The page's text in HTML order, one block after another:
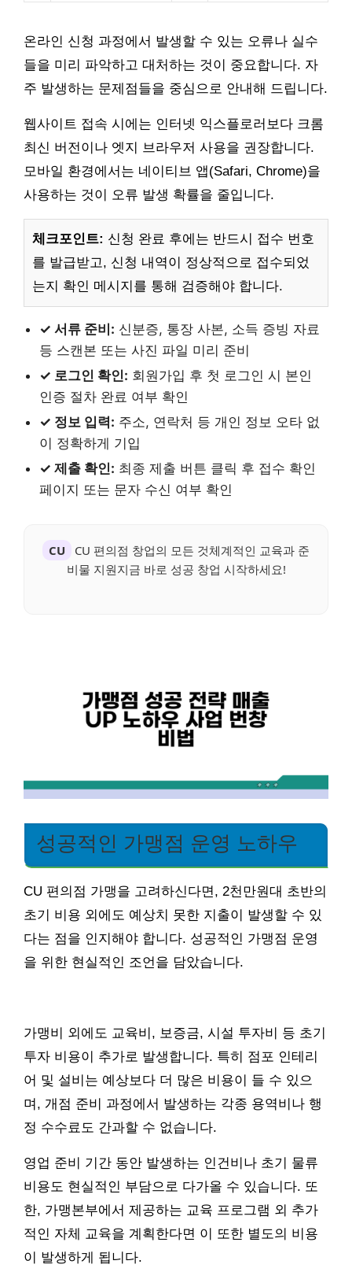
온라인 신청 과정에서 발생할 수 있는 오류나 실수
들을 미리 파악하고 대처하는 것이 중요합니다. 자
주 발생하는 문제점들을 중심으로 안내해 드립니다.
웹사이트 접속 시에는 인터넷 익스플로러보다 크롬
최신 버전이나 엣지 브라우저 사용을 권장합니다.
모바일 환경에서는 네이티브 앱(Safari, Chrome)을
사용하는 것이 오류 발생 확률을 줄입니다.
체크포인트: 신청 완료 후에는 반드시 접수 번호
를 발급받고, 신청 내역이 정상적으로 접수되었
는지 확인 메시지를 통해 검증해야 합니다.
✓ 서류 준비: 신분증, 통장 사본, 소득 증빙 자료
등 스캔본 또는 사진 파일 미리 준비
✓ 로그인 확인: 회원가입 후 첫 로그인 시 본인
인증 절차 완료 여부 확인
✓ 정보 입력: 주소, 연락처 등 개인 정보 오타 없
이 정확하게 기입
✓ 제출 확인: 최종 제출 버튼 클릭 후 접수 확인
페이지 또는 문자 수신 여부 확인
CU
CU 편의점 창업의 모든 것체계적인 교육과 준
비물 지원지금 바로 성공 창업 시작하세요!
성공적인 가맹점 운영 노하우
CU 편의점 가맹을 고려하신다면, 2천만원대 초반의
초기 비용 외에도 예상치 못한 지출이 발생할 수 있
다는 점을 인지해야 합니다. 성공적인 가맹점 운영
을 위한 현실적인 조언을 담았습니다.
가맹비 외에도 교육비, 보증금, 시설 투자비 등 초기
투자 비용이 추가로 발생합니다. 특히 점포 인테리
어 및 설비는 예상보다 더 많은 비용이 들 수 있으
며, 개점 준비 과정에서 발생하는 각종 용역비나 행
정 수수료도 간과할 수 없습니다.
영업 준비 기간 동안 발생하는 인건비나 초기 물류
비용도 현실적인 부담으로 다가올 수 있습니다. 또
한, 가맹본부에서 제공하는 교육 프로그램 외 추가
적인 자체 교육을 계획한다면 이 또한 별도의 비용
이 발생하게 됩니다.